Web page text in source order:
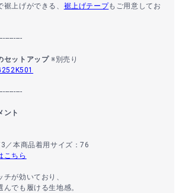
上げができる、 裾上げテープもご用意してお
セットアップ※別売り
ント
／本商品着用サイズ：76
こちら
チが効いており、
でも履ける生地感。